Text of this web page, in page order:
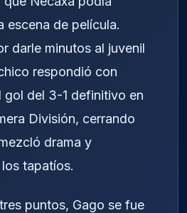
escena de película.
darle minutos al juvenil
respondió con
gol del 3-1 definitivo en
División, cerrando
drama y
tapatíos.
puntos, Gago se fue